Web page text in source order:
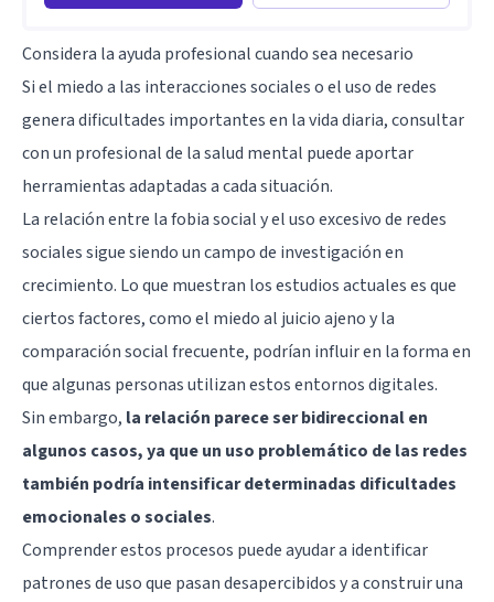
Considera la ayuda profesional cuando sea necesario
Si el miedo a las interacciones sociales o el uso de redes
genera dificultades importantes en la vida diaria, consultar
con un profesional de la salud mental puede aportar
herramientas adaptadas a cada situación.
La relación entre la fobia social y el uso excesivo de redes
sociales sigue siendo un campo de investigación en
crecimiento. Lo que muestran los estudios actuales es que
ciertos factores, como el miedo al juicio ajeno y la
comparación social frecuente, podrían influir en la forma en
que algunas personas utilizan estos entornos digitales.
Sin embargo, la relación parece ser bidireccional en
algunos casos, ya que un uso problemático de las redes
también podría intensificar determinadas dificultades
emocionales o sociales.
Comprender estos procesos puede ayudar a identificar
patrones de uso que pasan desapercibidos y a construir una